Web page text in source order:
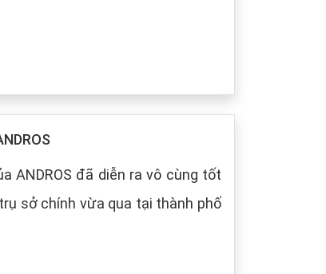
ANDROS đã diễn ra vô cùng tốt
sở chính vừa qua tại thành phố